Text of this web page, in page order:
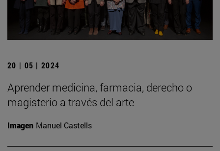
20 | 05 | 2024
Aprender medicina, farmacia, derecho o
magisterio a través del arte
Imagen Manuel Castells